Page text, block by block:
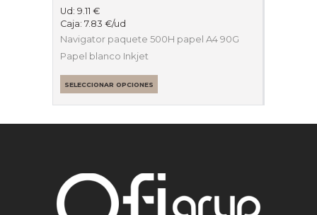
Ud: 9.11 €
Caja: 7.83 €/ud
Navigator paquete 500H papel A4 90G
Papel blanco Inkjet
SELECCIONAR OPCIONES